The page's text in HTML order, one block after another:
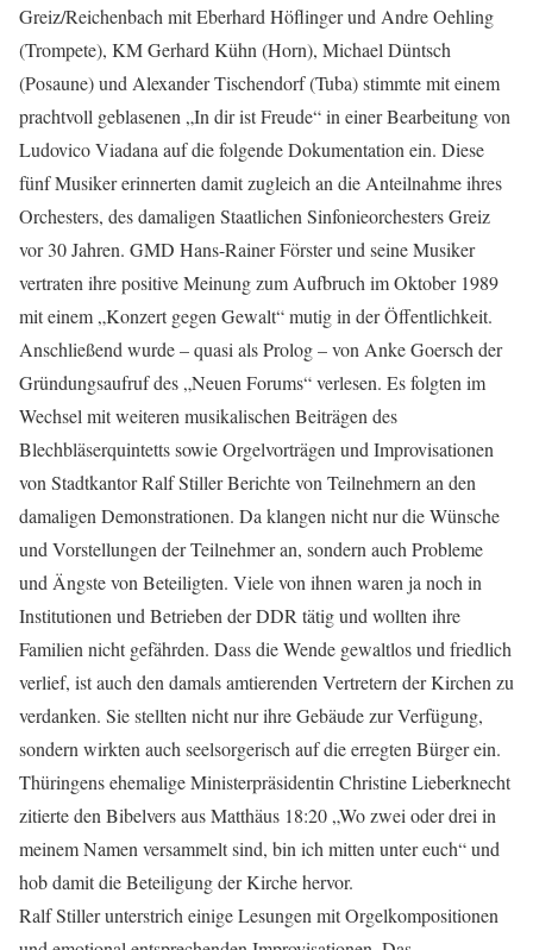
Greiz/Reichenbach mit Eberhard Höflinger und Andre Oehling
(Trompete), KM Gerhard Kühn (Horn), Michael Düntsch
(Posaune) und Alexander Tischendorf (Tuba) stimmte mit einem
prachtvoll geblasenen „In dir ist Freude“ in einer Bearbeitung von
Ludovico Viadana auf die folgende Dokumentation ein. Diese
fünf Musiker erinnerten damit zugleich an die Anteilnahme ihres
Orchesters, des damaligen Staatlichen Sinfonieorchesters Greiz
vor 30 Jahren. GMD Hans-Rainer Förster und seine Musiker
vertraten ihre positive Meinung zum Aufbruch im Oktober 1989
mit einem „Konzert gegen Gewalt“ mutig in der Öffentlichkeit.
Anschließend wurde – quasi als Prolog – von Anke Goersch der
Gründungsaufruf des „Neuen Forums“ verlesen. Es folgten im
Wechsel mit weiteren musikalischen Beiträgen des
Blechbläserquintetts sowie Orgelvorträgen und Improvisationen
von Stadtkantor Ralf Stiller Berichte von Teilnehmern an den
damaligen Demonstrationen. Da klangen nicht nur die Wünsche
und Vorstellungen der Teilnehmer an, sondern auch Probleme
und Ängste von Beteiligten. Viele von ihnen waren ja noch in
Institutionen und Betrieben der DDR tätig und wollten ihre
Familien nicht gefährden. Dass die Wende gewaltlos und friedlich
verlief, ist auch den damals amtierenden Vertretern der Kirchen zu
verdanken. Sie stellten nicht nur ihre Gebäude zur Verfügung,
sondern wirkten auch seelsorgerisch auf die erregten Bürger ein.
Thüringens ehemalige Ministerpräsidentin Christine Lieberknecht
zitierte den Bibelvers aus Matthäus 18:20 „Wo zwei oder drei in
meinem Namen versammelt sind, bin ich mitten unter euch“ und
hob damit die Beteiligung der Kirche hervor.
Ralf Stiller unterstrich einige Lesungen mit Orgelkompositionen